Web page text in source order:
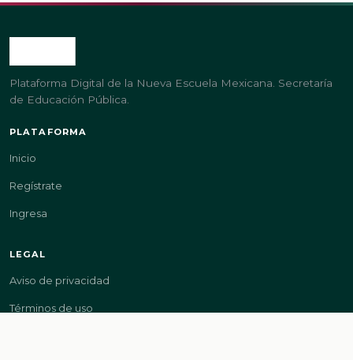
Plataforma Digital de la Nueva Escuela Mexicana. Secretaría
de Educación Pública.
PLATAFORMA
Inicio
Regístrate
Ingresa
LEGAL
Aviso de privacidad
Términos de uso